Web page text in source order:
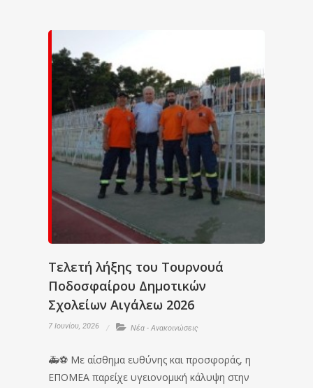
Τελετή λήξης του Τουρνουά
Ποδοσφαίρου Δημοτικών
Σχολείων Αιγάλεω 2026
7 Ιουνίου, 2026 Νέα - Ανακοινώσεις
🚑⚽ Με αίσθημα ευθύνης και προσφοράς, η
ΕΠΟΜΕΑ παρείχε υγειονομική κάλυψη στην